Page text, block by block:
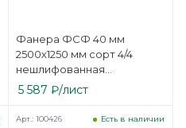
Фанера ФСФ 40 мм
2500х1250 мм сорт 4/4
нешлифованная
березовая
5 587 ₽/лист
Есть в наличии
Арт.: 100426